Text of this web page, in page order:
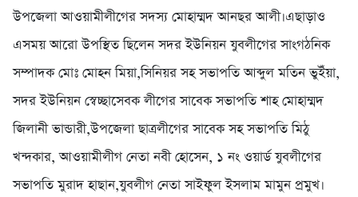
উপজেলা আওয়ামীলীগের সদস্য মোহাম্মদ আনছর আলী।এছাড়াও
এসময় আরো উপস্থিত ছিলেন সদর ইউনিয়ন যুবলীগের সাংগঠনিক
সম্পাদক মোঃ মোহন মিয়া,সিনিয়র সহ সভাপতি আব্দুল মতিন ভুইঁয়া,
সদর ইউনিয়ন স্বেচ্ছাসেবক লীগের সাবেক সভাপতি শাহ মোহাম্মদ
জিলানী ভান্ডারী,উপজেলা ছাত্রলীগের সাবেক সহ সভাপতি মিঠু
খন্দকার, আওয়ামীলীগ নেতা নবী হোসেন, ১ নং ওয়ার্ড যুবলীগের
সভাপতি মুরাদ হাছান,যুবলীগ নেতা সাইফুল ইসলাম মামুন প্রমুখ।